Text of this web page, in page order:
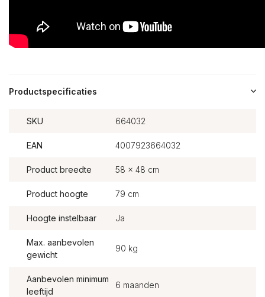
Productspecificaties
SKU 664032
EAN 4007923664032
Product breedte 58 x 48 cm
Product hoogte 79 cm
Hoogte instelbaar Ja
Max. aanbevolen
gewicht
90 kg
Aanbevolen minimum
leeftijd
6 maanden